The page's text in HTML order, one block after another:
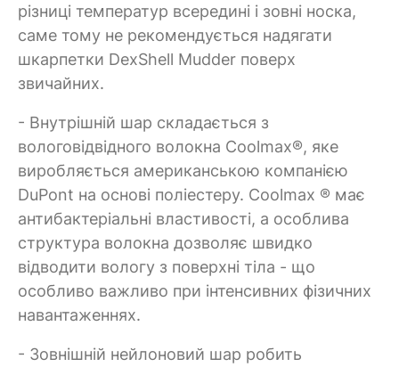
різниці температур всередині і зовні носка,
саме тому не рекомендується надягати
шкарпетки DexShell Mudder поверх
звичайних.
- Внутрішній шар складається з
вологовідвідного волокна Coolmax®, яке
виробляється американською компанією
DuPont на основі поліестеру. Coolmax ® має
антибактеріальні властивості, а особлива
структура волокна дозволяє швидко
відводити вологу з поверхні тіла - що
особливо важливо при інтенсивних фізичних
навантаженнях.
- Зовнішній нейлоновий шар робить